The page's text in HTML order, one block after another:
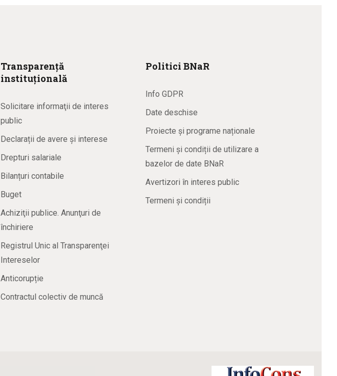
Transparență
instituțională
Solicitare informaţii de interes
public
Declarații de avere și interese
Drepturi salariale
Bilanțuri contabile
Buget
Achiziţii publice. Anunţuri de
închiriere
Registrul Unic al Transparenţei
Intereselor
Anticorupție
Contractul colectiv de muncă
Politici BNaR
Info GDPR
Date deschise
Proiecte și programe naționale
Termeni și condiții de utilizare a
bazelor de date BNaR
Avertizori în interes public
Termeni și condiții